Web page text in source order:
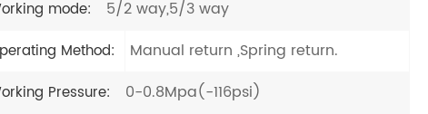
mode: 5/2 way,5/3 way
Method: Manual return ,Spring return.
Pressure: 0-0.8Mpa(-116psi)